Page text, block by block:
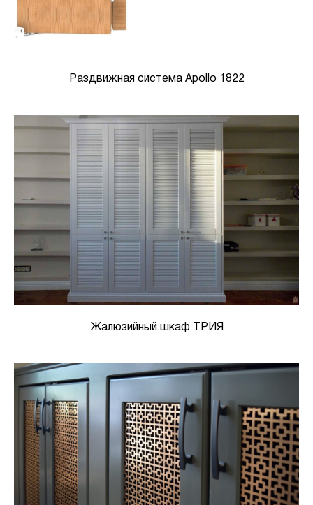
Раздвижная система Apollo 1822
Жалюзийный шкаф ТРИЯ